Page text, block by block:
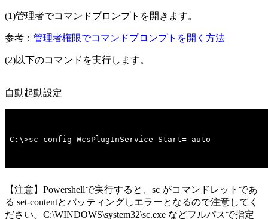
(1)管理者でコマンドプロンプトを開きます。
参考： 管理者権限でコマンドプロンプトを開く方法
(2)以下のコマンドを実行します。
自動起動設定
C:\>sc config WcsPlugInService Start= auto
【注意】Powershellで実行すると、sc がコマンドレットであ
る set-contentとバッティングしエラーとなるので注意してく
ださい。C:\WINDOWS\system32\sc.exe などフルパスで指定